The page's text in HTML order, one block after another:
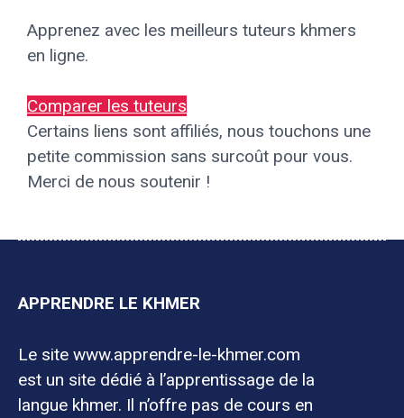
Apprenez avec les meilleurs tuteurs khmers
en ligne.
Comparer les tuteurs
Certains liens sont affiliés, nous touchons une
petite commission sans surcoût pour vous.
Merci de nous soutenir !
APPRENDRE LE KHMER
Le site www.apprendre-le-khmer.com
est un site dédié à l’apprentissage de la
langue khmer. Il n’offre pas de cours en